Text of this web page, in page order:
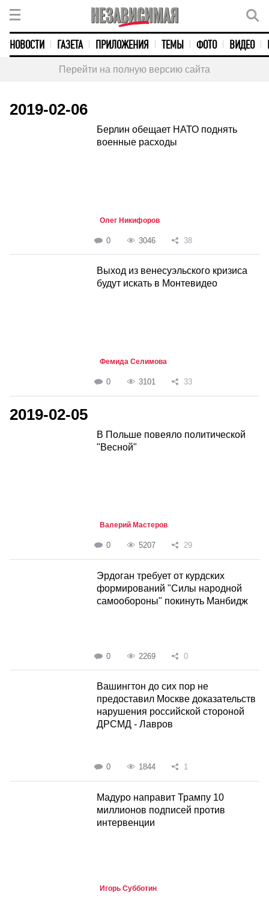
НОВОСТИ ГАЗЕТА ПРИЛОЖЕНИЯ ТЕМЫ ФОТО ВИДЕО
Перейти на полную версию сайта
2019-02-06
Берлин обещает НАТО поднять
военные расходы
Олег Никифоров
0 3046 38
Выход из венесуэльского кризиса
будут искать в Монтевидео
Фемида Селимова
0 3101 33
2019-02-05
В Польше повеяло политической
"Весной"
Валерий Мастеров
0 5207 29
Эрдоган требует от курдских
формирований "Силы народной
самообороны" покинуть Манбидж
0 2269 0
Вашингтон до сих пор не
предоставил Москве доказательств
нарушения российской стороной
ДРСМД - Лавров
0 1844 1
Мадуро направит Трампу 10
миллионов подписей против
интервенции
Игорь Субботин